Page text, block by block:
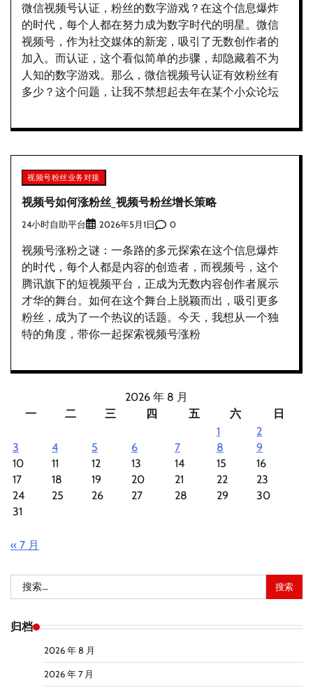
微信视频号认证，粉丝的数字游戏？在这个信息爆炸
的时代，每个人都在努力成为数字时代的明星。微信
视频号，作为社交媒体的新宠，吸引了无数创作者的
加入。而认证，这个看似简单的步骤，却隐藏着不为
人知的数字游戏。那么，微信视频号认证有效粉丝有
多少？这个问题，让我不禁想起去年在某个小众论坛
视频号粉丝业务对接
视频号如何涨粉丝_视频号粉丝增长策略
24小时自助平台 2026年5月1日 0
视频号涨粉之谜：一条路的多元探索在这个信息爆炸
的时代，每个人都是内容的创造者，而视频号，这个
腾讯旗下的短视频平台，正成为无数内容创作者展示
才华的舞台。如何在这个舞台上脱颖而出，吸引更多
粉丝，成为了一个热议的话题。今天，我想从一个独
特的角度，带你一起探索视频号涨粉
2026 年 8 月
一
二 三 四 五 六
日
1
2
3
4 5 6 7 8
9
10
11 12 13 14 15
16
17
18 19 20 21 22
23
24
25 26 27 28 29
30
31
« 7 月
索：
归档
2026 年 8 月
2026 年 7 月